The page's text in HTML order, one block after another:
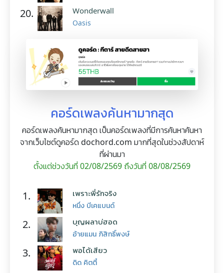
20. Wonderwall
Oasis
คอร์ดเพลงค้นหามากสุด
คอร์ดเพลงค้นหามากสุด เป็นคอร์ดเพลงที่มีการค้นหาค้นหา
จากเว็บไซต์ดูคอร์ด dochord.com มากที่สุดในช่วงสัปดาห์
ที่ผ่านมา
ตั้งแต่ช่วงวันที่ 02/08/2569 ถึงวันที่ 08/08/2569
1. เพราะพี่รักจริง
หนึ่ง บีเคแบนด์
2. บุญผลาบ่ฮอด
อ้ายแมน ภิสิทธิ์พงษ์
3. พอได้เสียว
ดิด คิตตี้